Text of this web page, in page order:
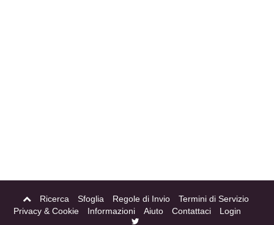
Ricerca Sfoglia Regole di Invio
Termini di Servizio
Privacy & Cookie
Informazioni Aiuto Contattaci Login